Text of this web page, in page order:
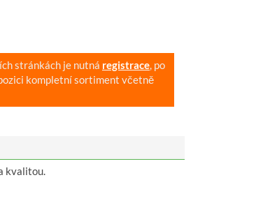
stránkách je nutná registrace, po
kompletní sortiment včetně
kvalitou.